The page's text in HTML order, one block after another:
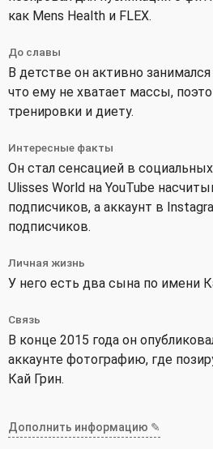
как Mens Health и FLEX.
До славы
В детстве он активно
что ему не хватает массы,
тренировки и диету.
Интересные факты
Он стал сенсацией в социальных
Ulisses World на YouTube
подписчиков, а аккаунт в
подписчиков.
Личная жизнь
У него есть два сына по имени
Связь
В конце 2015 года он
аккаунте фотографию, где
Кай Грин.
Дополнить информацию ✎